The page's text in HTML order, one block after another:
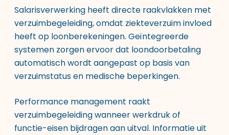
Salarisverwerking heeft directe raakvlakken met
verzuimbegeleiding, omdat ziekteverzuim invloed
heeft op loonberekeningen. Geïntegreerde
systemen zorgen ervoor dat loondoorbetaling
automatisch wordt aangepast op basis van
verzuimstatus en medische beperkingen.
Performance management raakt
verzuimbegeleiding wanneer werkdruk of
functie-eisen bijdragen aan uitval. Informatie uit